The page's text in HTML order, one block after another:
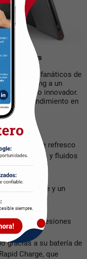
los gamers
para los fanáticos de
el gaming a un
y diseño innovador.
de alto rendimiento en
una tasa de refresco
ultra suaves y fluidos
antideslizante y un
permite una
ideal para sesiones
gracias a su batería de
Charge, que